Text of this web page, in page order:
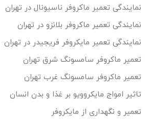
نمایندگی تعمیر ماکروفر ناسیونال در تهران
نمایندگی تعمیر ماکروفر بلانزو در تهران
نمایندگی تعمیر مایکروفر فریجیدر در تهران
تعمیر ماکروفر سامسونگ شرق تهران
تعمیر ماکروفر سامسونگ غرب تهران
تاثیر امواج مایکروویو بر غذا و بدن انسان
تعمیر و نگهداری از مایکروفر